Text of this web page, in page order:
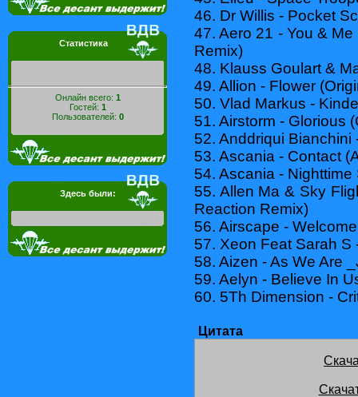
Статистика
Онлайн всего: 1
Гостей: 1
Пользователей: 0
Здесь были:
46. Dr Willis - Pocket
47. Aero 21 - You &
Remix)
48. Klauss Goulart &
49. Allion - Flower
50. Vlad Markus -
51. Airstorm - Glorious
52. Anddriqui
53. Ascania - Contact
54. Ascania -
55. Allen Ma & Sky
Reaction Remix)
56. Airscape -
57. Xeon Feat Sarah S
58. Aizen - As We Are
59. Aelyn - Believe In
60. 5Th Dimension -
Цитата